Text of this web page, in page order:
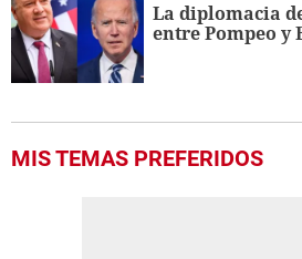
La diplomacia
entre Pompeo y
MIS TEMAS PREFERIDOS